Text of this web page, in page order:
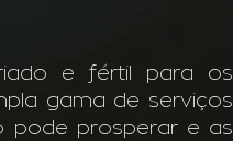
e fértil para os
gama de serviços
pode prosperar e as